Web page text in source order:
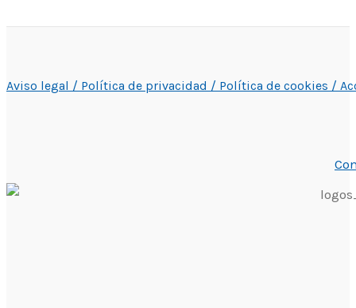
Aviso legal / Política de privacidad / Política de cookies /